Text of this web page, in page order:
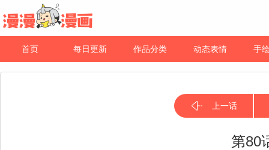
首页 每日更新 作品分类 动态表情 手
上一话
第80